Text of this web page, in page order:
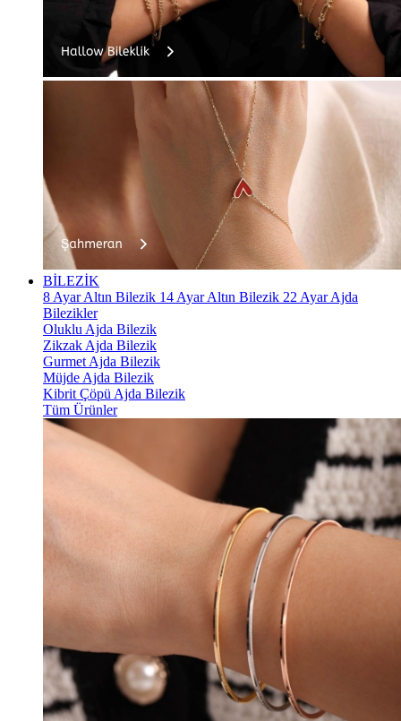
BİLEZİK
8 Ayar Altın Bilezik 14 Ayar Altın Bilezik 22 Ayar Ajda
Bilezikler
Oluklu Ajda Bilezik
Zikzak Ajda Bilezik
Gurmet Ajda Bilezik
Müjde Ajda Bilezik
Kibrit Çöpü Ajda Bilezik
Tüm Ürünler